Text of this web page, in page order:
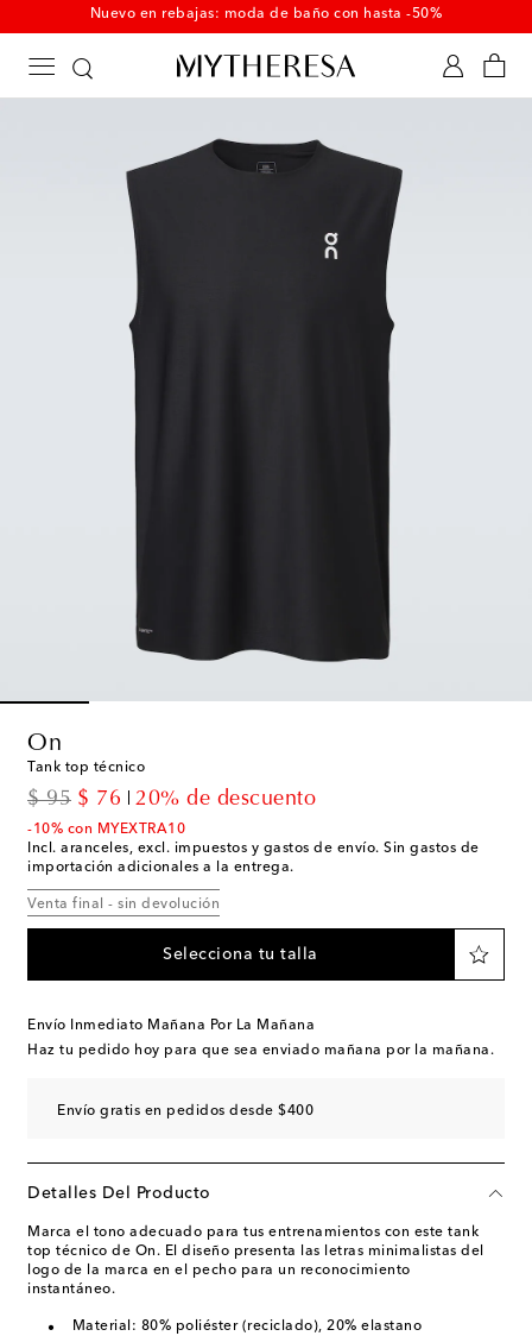
Nuevo en rebajas: moda de baño con hasta -50%
On
Tank top técnico
$ 95
original price
$ 76
discount price
20% de descuento
-10% con MYEXTRA10
Incl. aranceles, excl. impuestos y gastos de envío. Sin gastos de
importación adicionales a la entrega.
Venta final - sin devolución
Selecciona tu talla
Envío Inmediato Mañana Por La Mañana
Haz tu pedido hoy para que sea enviado mañana por la mañana.
Envío gratis en pedidos desde $400
Detalles Del Producto
Marca el tono adecuado para tus entrenamientos con este tank
top técnico de On. El diseño presenta las letras minimalistas del
logo de la marca en el pecho para un reconocimiento
instantáneo.
Material: 80% poliéster (reciclado), 20% elastano